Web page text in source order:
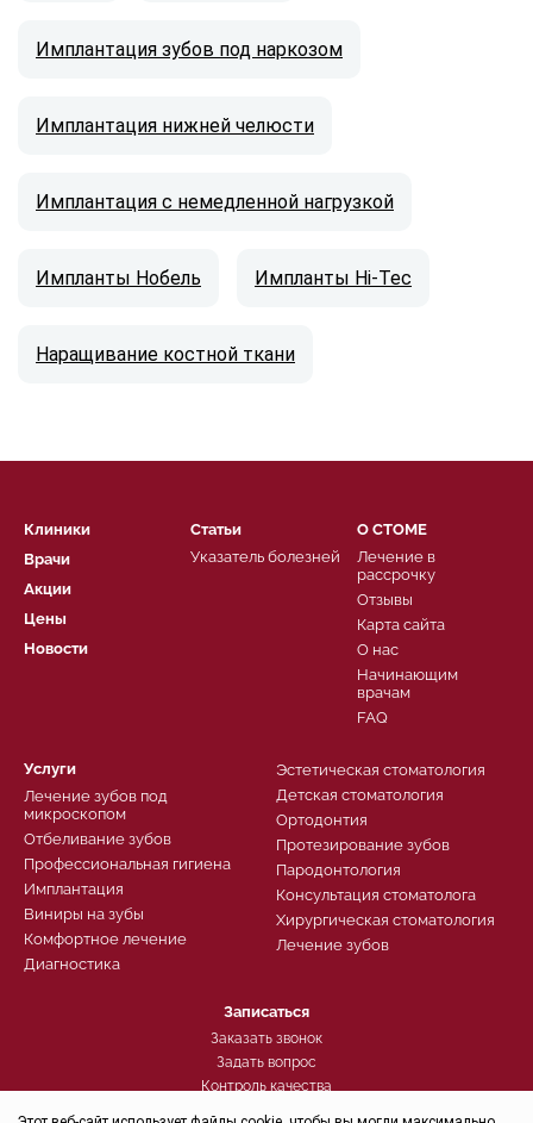
Имплантация зубов под наркозом
Имплантация нижней челюсти
Имплантация с немедленной нагрузкой
Импланты Нобель Импланты Hi-Tec
Наращивание костной ткани
Клиники
Врачи
Акции
Цены
Новости
Услуги
Лечение зубов под
микроскопом
Отбеливание зубов
Профессиональная гигиена
Имплантация
Виниры на зубы
Комфортное лечение
Диагностика
Эстетическая стоматология
Детская стоматология
Ортодонтия
Протезирование зубов
Пародонтология
Консультация стоматолога
Хирургическая стоматология
Лечение зубов
О СТОМЕ
Лечение в
рассрочку
Отзывы
Карта сайта
О нас
Начинающим
врачам
FAQ
Статьи
Указатель болезней
Записаться
Заказать звонок
Задать вопрос
Контроль качества